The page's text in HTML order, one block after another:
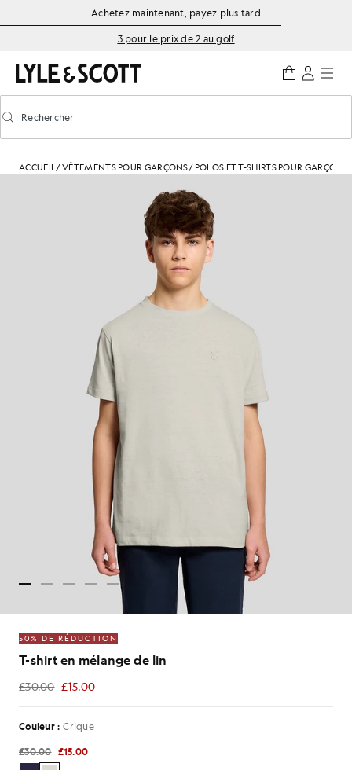
Aller directement au contenu principal
Informations sur l'accessibilité
Achetez maintenant, payez plus tard
3 pour le prix de 2 au golf
Activer/désactiver la recherche prédictive
Rechercher
ACCUEIL/VÊTEMENTS POUR GARÇONS/ POLOS ET T-SHIRTS POUR GARÇONS
50% DE RÉDUCTION
T-shirt en mélange de lin
£30.00 £15.00
£15.00
Couleur : Crique
£30.00 £15.00